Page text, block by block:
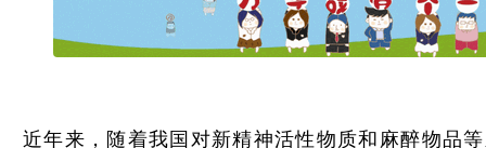
近年来，随着我国对新精神活性物质和麻醉物品